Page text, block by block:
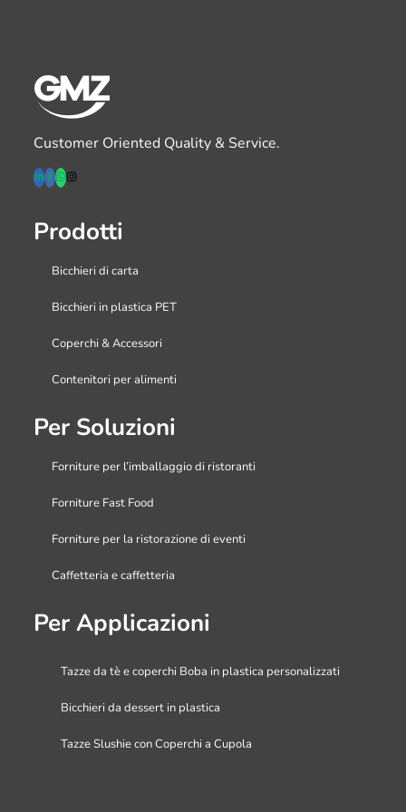
Customer Oriented Quality & Service.
Prodotti
Bicchieri di carta
Bicchieri in plastica PET
Coperchi & Accessori
Contenitori per alimenti
Per Soluzioni
Forniture per l’imballaggio di ristoranti
Forniture Fast Food
Forniture per la ristorazione di eventi
Caffetteria e caffetteria
Per Applicazioni
Tazze da tè e coperchi Boba in plastica personalizzati
Bicchieri da dessert in plastica
Tazze Slushie con Coperchi a Cupola